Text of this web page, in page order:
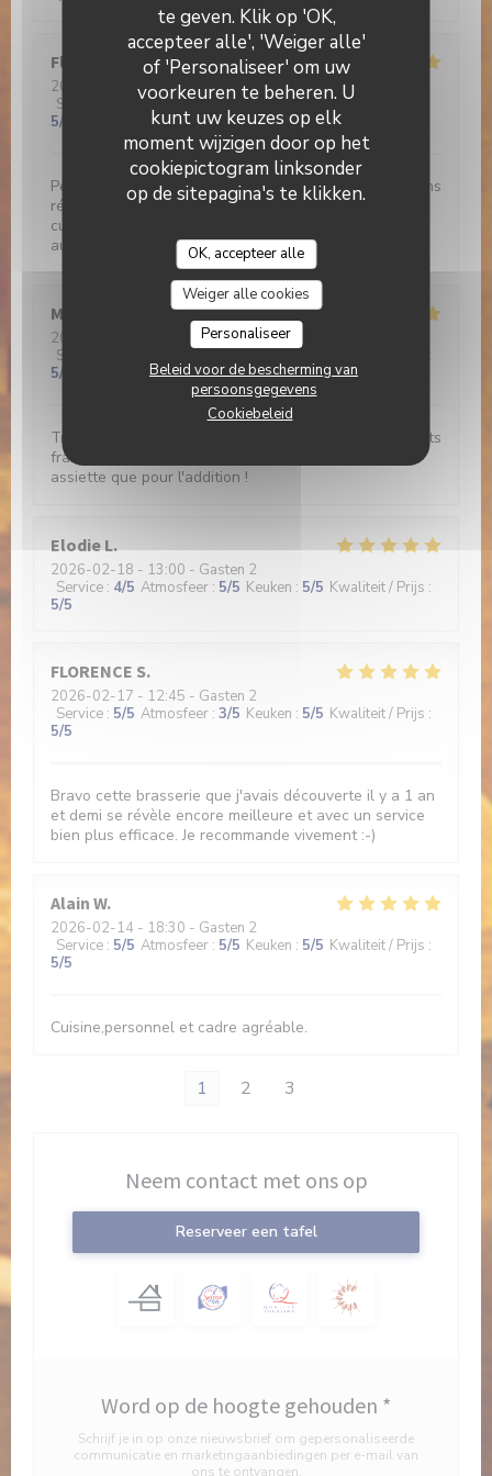
te geven. Klik op 'OK,
accepteer alle', 'Weiger alle'
of 'Personaliseer' om uw
voorkeuren te beheren. U
kunt uw keuzes op elk
moment wijzigen door op het
cookiepictogram linksonder
op de sitepagina's te klikken.
OK, accepteer alle
Weiger alle cookies
Personaliseer
Beleid voor de bescherming van
persoonsgegevens
Cookiebeleid
Florence
2026-02-20
- 13:00 - Gasten 2
Service
Atmosfeer: 5/5 Keuken :5 /5 Kwaliteit / Prijs
5/5
Peu habituée des avis sur internet, je recommande sans
réserve cette adresse : produits frais et excellemment
cuisinés, accueil chaleureux, cadre très agréable face
au canal et prix modiques.
Marie-France
2026-02-19
- 12:30 - Gasten 3
Service
5/5
Très bon restaurant, plats originaux, de saison, produits
frais et menu parfaitement équilibré tant dans son
assiette que pour l'addition !
ElodieL
2026-02-18 - 13:00 - Gasten 2
Service : 4/5 Atmosfeer : 5/5 Keuken : 5/5 Kwaliteit / Prijs :
5/5
FLORENCE S
2026-02-17 - 12:45 - Gasten 2
Service : 5/5 Atmosfeer : 3/5 Keuken : 5/5 Kwaliteit / Prijs :
5/5
Bravo cette brasserie que j'avais découverte il y a 1 an
et demi se révèle encore meilleure et avec un service
bien plus efficace. Je recommande vivement :-)
Alain W
2026-02-14 - 18:30 - Gasten 2
Service : 5/5 Atmosfeer : 5/5 Keuken : 5/5 Kwaliteit / Prijs :
5/5
Cuisine,personnel et cadre agréable.
1 2 3
Neem contact met ons op
Reserveer een tafel
Word op de hoogte gehouden *
Schrijf je in op onze nieuwsbrief om gepersonaliseerde
communicatie en marketingaanbiedingen per e-mail van
ons te ontvangen.